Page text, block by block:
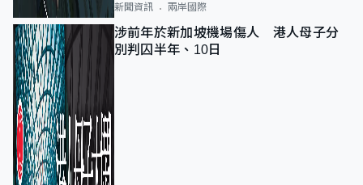
新聞資訊 兩岸國際
涉前年於新加坡機場傷人 港人母子分
別判囚半年、10日